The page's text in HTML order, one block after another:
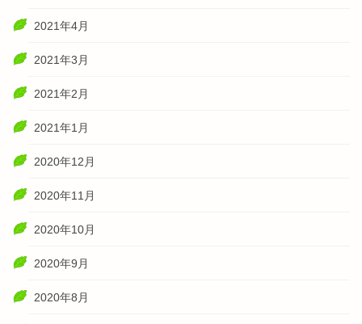
2021年4月
2021年3月
2021年2月
2021年1月
2020年12月
2020年11月
2020年10月
2020年9月
2020年8月